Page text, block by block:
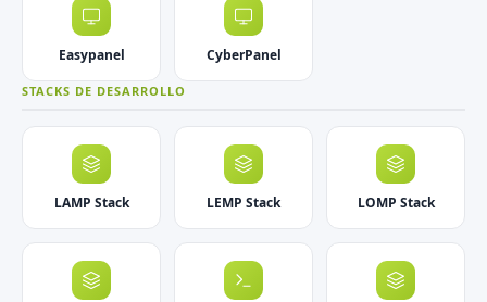
Easypanel CyberPanel
STACKS DE DESARROLLO
LAMP Stack LEMP Stack LOMP Stack